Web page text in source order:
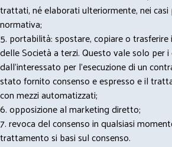
trattati, né elaborati ulteriormente, nei
normativa;
5. portabilità: spostare, copiare o
delle Società a terzi. Questo vale solo per
dall’interessato per l’esecuzione di un
stato fornito consenso e espresso e il
con mezzi automatizzati;
6. opposizione al marketing diretto;
7. revoca del consenso in qualsiasi
trattamento si basi sul consenso.